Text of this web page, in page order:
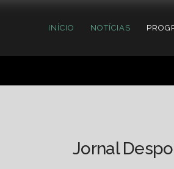
INÍCIO NOTÍCIAS
Jornal